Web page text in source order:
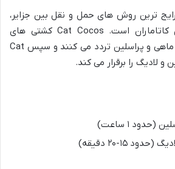
ترین روش های حمل و نقل بین جزایر،
استفاده از کشتی های کاتاماران است. Cat Cocos کشتی های
بزرگتری هستند که بین ماهی و پراسلین تردد می کنند و سپس Cat
(حدود ۱ ساعت)
۱۵-۲۰ دقیقه)